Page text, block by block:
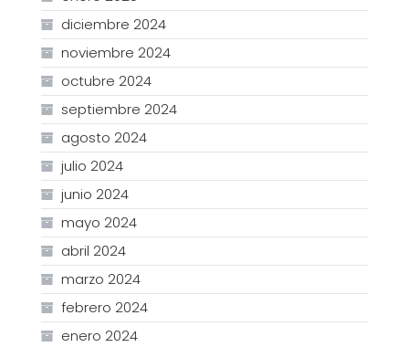
diciembre 2024
noviembre 2024
octubre 2024
septiembre 2024
agosto 2024
julio 2024
junio 2024
mayo 2024
abril 2024
marzo 2024
febrero 2024
enero 2024